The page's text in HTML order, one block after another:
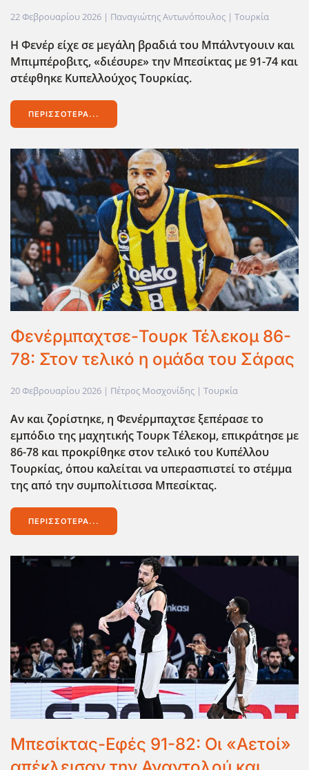
22 Φεβρουαρίου 2026 | Παναγιώτης Αντωνόπουλος | Τουρκία
Η Φενέρ είχε σε μεγάλη βραδιά του Μπάλντγουιν και
Μπιμπέροβιτς, «διέσυρε» την Μπεσίκτας με 91-74 και
στέφθηκε Κυπελλούχος Τουρκίας.
ΠΕΡΙΣΣΌΤΕΡΑ...
Φενέρμπαχτσε-Τουρκ Τέλεκομ 86-
78: Στον τελικό η ομάδα του Σάρας
20 Φεβρουαρίου 2026 | Πέτρος Μοσχονίδης | Τουρκία
Αν και ζορίστηκε, η Φενέρμπαχτσε ξεπέρασε το
εμπόδιο της μαχητικής Τουρκ Τέλεκομ, επικράτησε με
86-78 και προκρίθηκε στον τελικό του Κυπέλλου
Τουρκίας, όπου καλείται να υπερασπιστεί το στέμμα
της από την συμπολίτισσα Μπεσίκτας.
ΠΕΡΙΣΣΌΤΕΡΑ...
Μπεσίκτας-Εφές 91-82: Οι «Αετοί»